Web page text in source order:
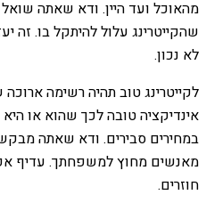
מהאוכל ועד היין. ודא שאתה
שהקייטרינג עלול להיתקל בו. זה
לא נכון.
לקייטרינג טוב תהיה רשימה
אינדיקציה טובה לכך שהוא או
במחירים סבירים. ודא שאתה
מאנשים מחוץ למשפחתך. עדיף
חוזרים.